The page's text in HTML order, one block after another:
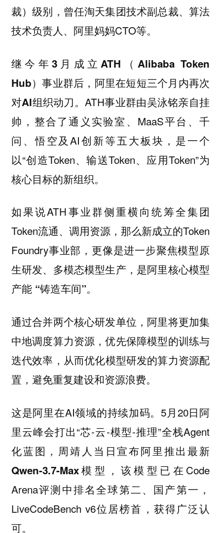
裁）级别，曾任淘天集团技术副总裁、算法
技术负责人、阿里妈妈CTO等。
继今年3月成立ATH（Alibaba Token
Hub）事业群后，阿里在短短三个月内再次
对AI组织动刀。ATH事业群由吴泳铭亲自挂
帅，整合了通义实验室、MaaS平台、千
问、悟空及AI创新等五大板块，是一个
以“创造Token、输送Token、应用Token”为
核心目标的新组织。
如果说ATH事业群侧重横向统筹全集团
Token流通、调用资源，那么新成立的Token
Foundry事业部，更像是进一步聚焦模型原
生研发、多模态模型生产，是阿里核心模型
产能 “铸造车间”。
通过合并两个核心研发单位，阿里将更加集
中地调度算力资源，优先保障模型的训练与
迭代效率 ，从而优化模型研发的算力资源配
置，避免重复建设和资源浪费。
这是阿里在AI领域的持续加码。5月20日阿
里云峰会打出“芯-云-模型-推理”全栈Agent
化蓝图，周靖人当日宣布阿里推出最新
Qwen-3.7-Max模型，该模型已在Code
Arena评测中排名全球第二、国产第一，
LiveCodeBench v6位居榜首，获得广泛认
可。